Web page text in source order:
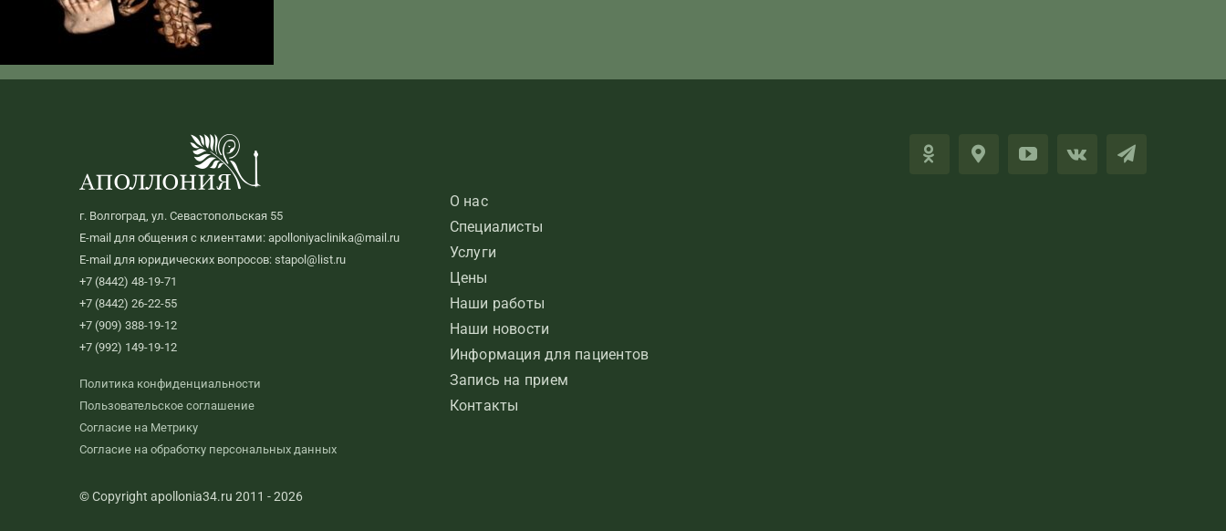
г. Волгоград, ул. Севастопольская 55
E-mail для общения с клиентами: apolloniyaclinika@mail.ru
E-mail для юридических вопросов: stapol@list.ru
+7 (8442) 48-19-71
+7 (8442) 26-22-55
+7 (909) 388-19-12
+7 (992) 149-19-12
Политика конфиденциальности
Пользовательское соглашение
Согласие на Метрику
Согласие на обработку персональных данных
© Copyright apollonia34.ru 2011 - 2026
О нас
Специалисты
Услуги
Цены
Наши работы
Наши новости
Информация для пациентов
Запись на прием
Контакты